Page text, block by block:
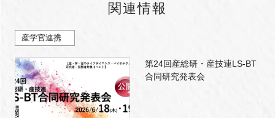
関連情報
産学官連携
第24回産総研・産技連LS-BT
合同研究発表会